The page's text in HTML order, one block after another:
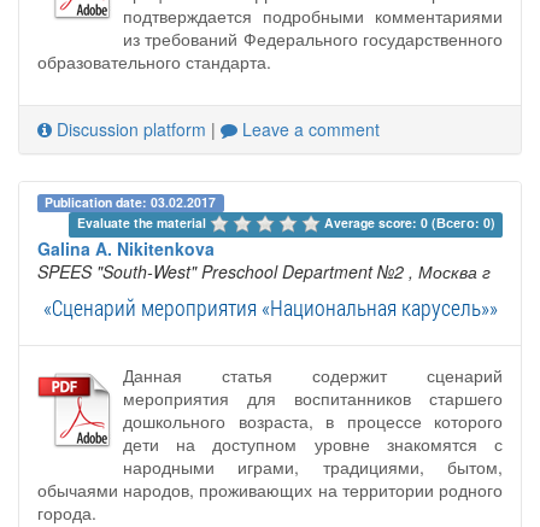
подтверждается подробными комментариями
из требований Федерального государственного
образовательного стандарта.
Discussion platform | Leave a comment
Publication date: 03.02.2017
Evaluate the material
Average score: 0 (Всего: 0)
Galina A. Nikitenkova
SPEES "South-West" Preschool Department №2 , Москва г
«Сценарий мероприятия «Национальная карусель»»
Данная статья содержит сценарий
мероприятия для воспитанников старшего
дошкольного возраста, в процессе которого
дети на доступном уровне знакомятся с
народными играми, традициями, бытом,
обычаями народов, проживающих на территории родного
города.